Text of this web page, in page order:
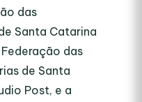
das
Santa Catarina
das
de Santa
Post, e a